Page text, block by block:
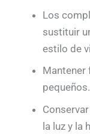
Los
sustituir
estilo de
Mantener
pequeños.
la luz y la